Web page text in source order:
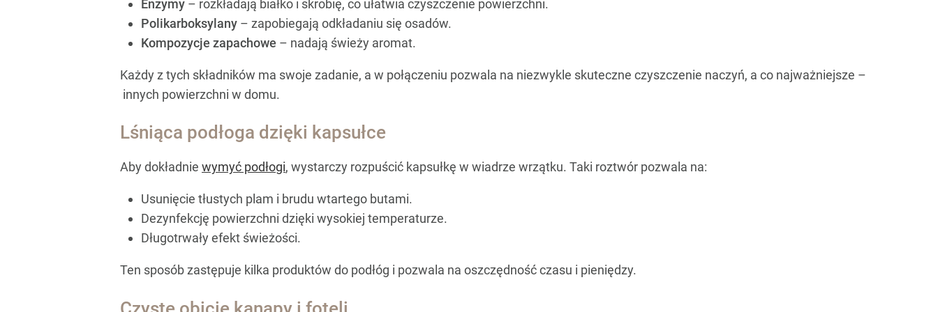
Enzymy – rozkładają białko i skrobię, co ułatwia czyszczenie powierzchni.
Polikarboksylany – zapobiegają odkładaniu się osadów.
Kompozycje zapachowe – nadają świeży aromat.
Każdy z tych składników ma swoje zadanie, a w połączeniu pozwala na niezwykle skuteczne czyszczenie naczyń, a co najważniejsze –
innych powierzchni w domu.
Lśniąca podłoga dzięki kapsułce
Aby dokładnie wymyć podłogi, wystarczy rozpuścić kapsułkę w wiadrze wrzątku. Taki roztwór pozwala na:
Usunięcie tłustych plam i brudu wtartego butami.
Dezynfekcję powierzchni dzięki wysokiej temperaturze.
Długotrwały efekt świeżości.
Ten sposób zastępuje kilka produktów do podłóg i pozwala na oszczędność czasu i pieniędzy.